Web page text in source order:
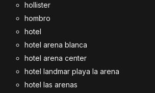
hollister
hombro
hotel
hotel arena blanca
hotel arena center
hotel landmar playa la arena
hotel las arenas